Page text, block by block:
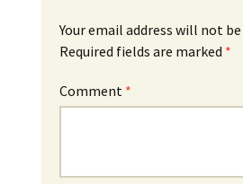
Your email address will not
Required fields are marked *
Comment *